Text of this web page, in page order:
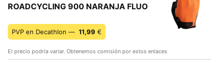
ROADCYCLING 900 NARANJA FLUO
PVP en Decathlon — 11,99 €
El precio podría variar. Obtenemos comisión por estos enlaces